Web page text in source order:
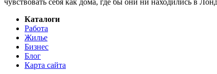
Каталоги
Работа
Жилье
Бизнес
Блог
Карта сайта